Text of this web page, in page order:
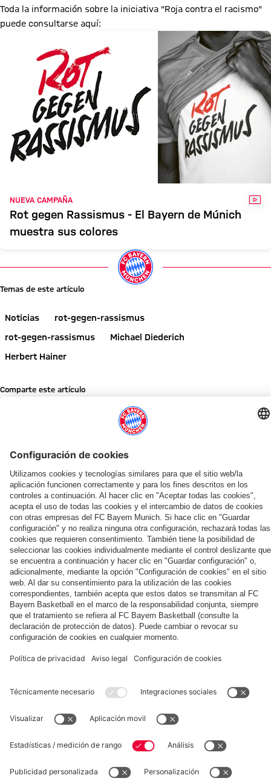
Toda la información sobre la iniciativa "Roja contra el racismo"
puede consultarse aquí:
NUEVA CAMPAÑA
Rot gegen Rassismus - El Bayern de Múnich
muestra sus colores
Temas de este artículo
Noticias
rot-gegen-rassismus
rot-gegen-rassismus
Michael Diederich
Herbert Hainer
Comparte este artículo
NOTICIAS RELACIONADAS
Resumen:
Así
fue
el
viernes
del
FC
Bayern
en
Hong
Nuevo
complejo
de
alto
rendimiento
para
el
baloncesto
y
la
Arranca
el
Audi
Summer
Tour
para
el
FC
Bayern:
Herbert
excelente»
«AUDI SUMMER TOUR» CON CIFRA RÉCORD DE
VÍDEO
Llamamiento
a
la
Bundesliga:
«La
internacionalización
no
es
un
camino
en
AUDI SUMMER TOUR
VÍDEO
ENTREVISTA
En
diferido:
Rueda
de
prensa
con
Hainer,
Eberl
y
Kasper
Entrenando
con
niños
junto
a
Ito,
Ibrahimović
y
Elber
Resumen:
Así
fue
el
jueves
del
FC
Bayern
en
Hong
Herbert
Hainer:
«Juntos,
siempre
hacia
nuevos
horizontes»
COLABORADOR
fcbayern.com Allianz Arena
Política de privacidad
Accesibilidad
Sistema de denuncia Preguntas frecuentes Contacto Ajustes de cookies